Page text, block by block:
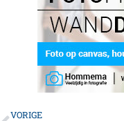
VORIGE